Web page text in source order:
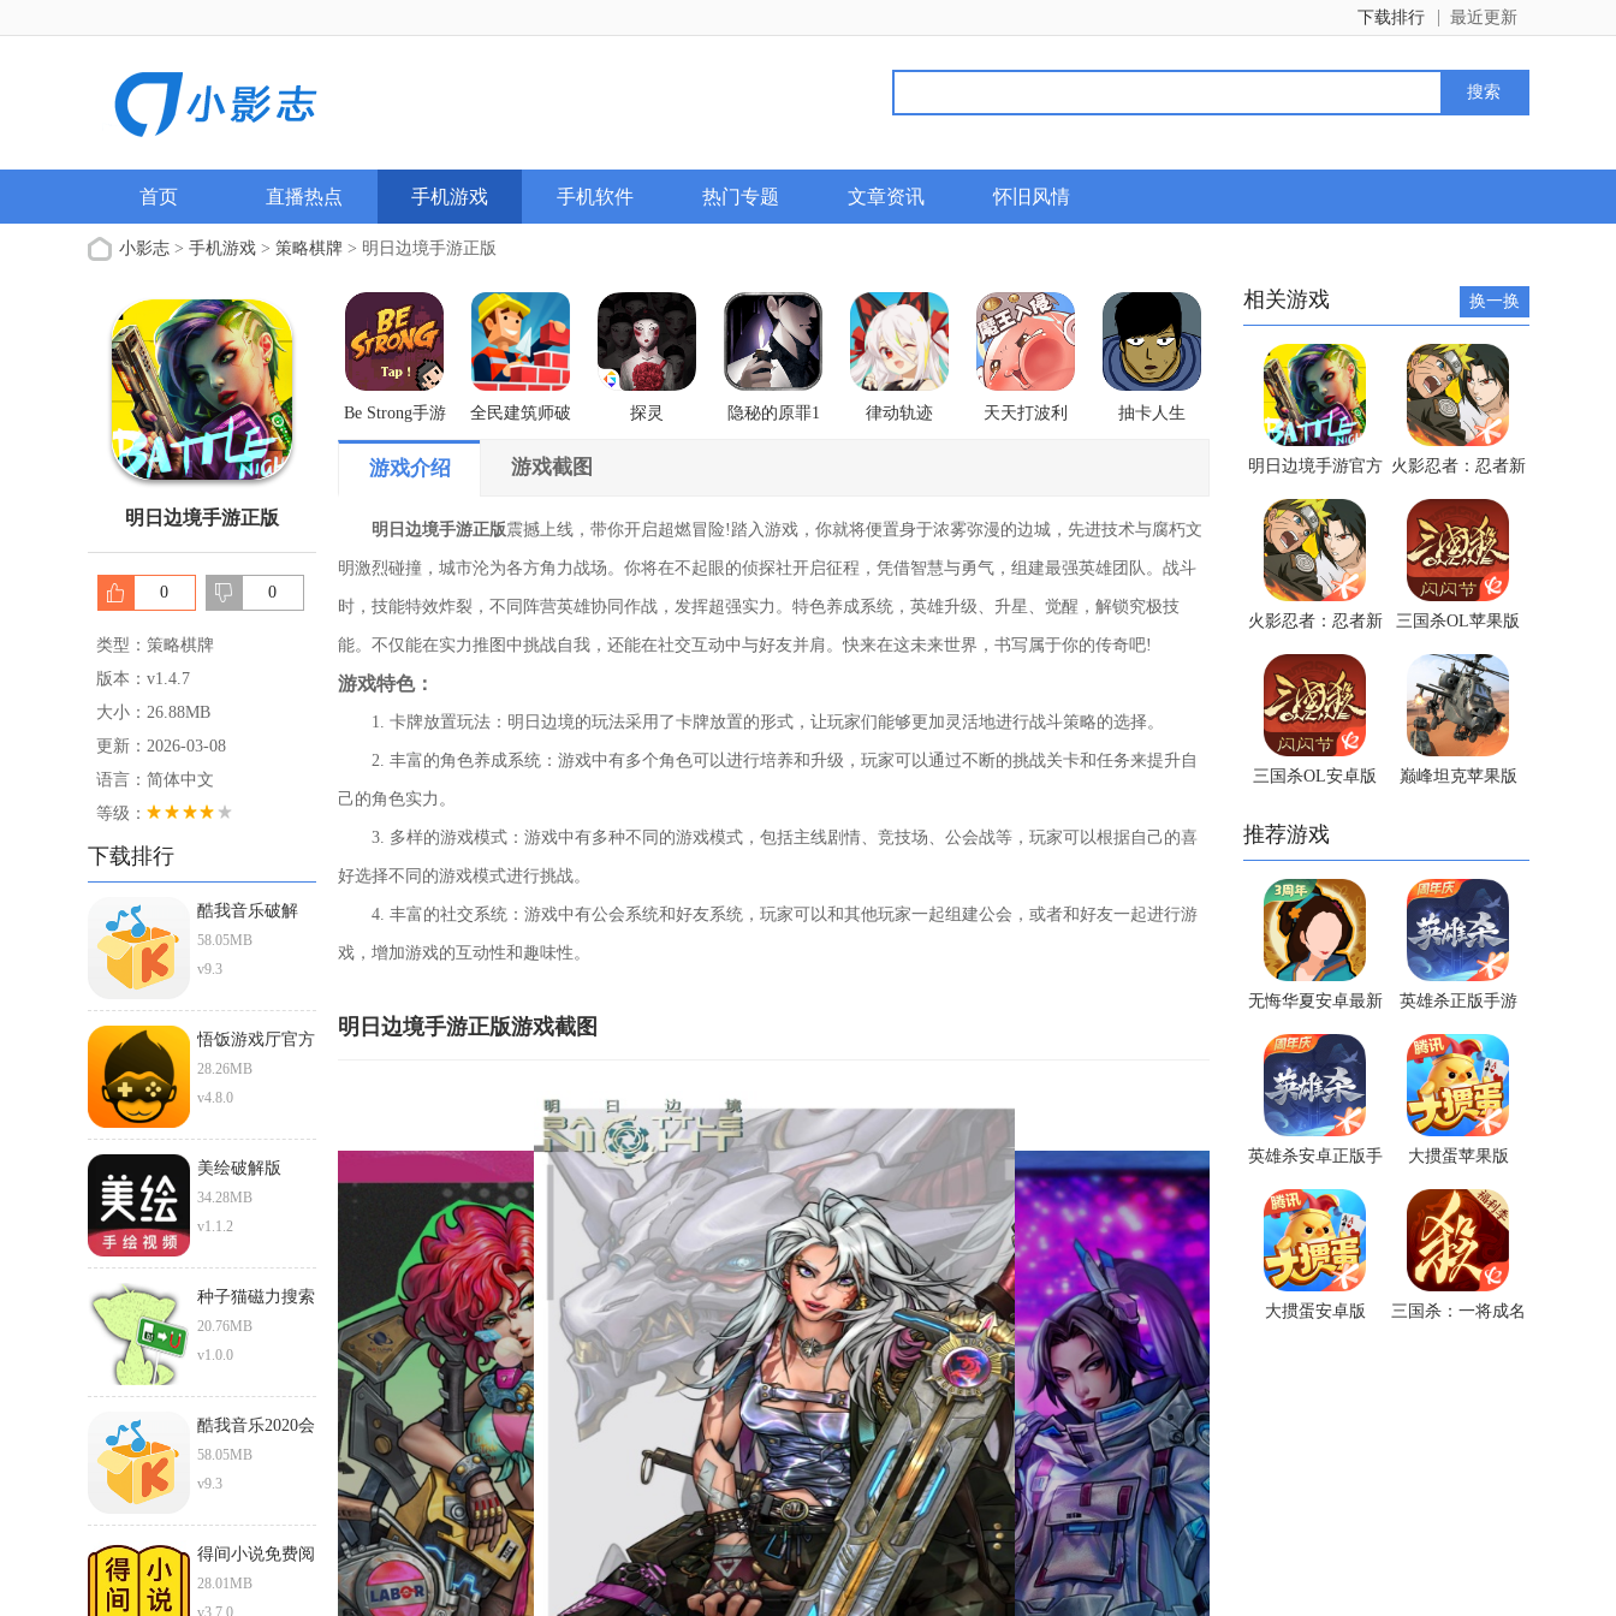
最近更新
下载排行
首页 直播热点 手机游戏 手机软件 热门专题 文章资讯 怀旧风情
小影志 > 手机游戏 > 策略棋牌 > 明日边境手游正版
明日边境手游正版
0 0
类型：策略棋牌
版本：v1.4.7
大小：26.88MB
更新：2026-03-08
语言：简体中文
等级：
下载排行
酷我音乐破解
ios直装版
58.05MB
v9.3
悟饭游戏厅官方
正版下载安卓版
28.26MB
v4.8.0
美绘破解版
34.28MB
v1.1.2
种子猫磁力搜索
torrentkitty
20.76MB
v1.0.0
酷我音乐2020会
员破解版
58.05MB
v9.3
得间小说免费阅
读在线阅读
28.01MB
v3.7.0
Be Strong手游
全民建筑师破
探灵
隐秘的原罪1
律动轨迹
天天打波利 抽卡人生
游戏介绍 游戏截图
明日边境手游正版震撼上线，带你开启超燃冒险!踏入游戏，你就将便置身于浓雾弥漫的边城，先进技术与腐朽文
明激烈碰撞，城市沦为各方角力战场。你将在不起眼的侦探社开启征程，凭借智慧与勇气，组建最强英雄团队。战斗
时，技能特效炸裂，不同阵营英雄协同作战，发挥超强实力。特色养成系统，英雄升级、升星、觉醒，解锁究极技
能。不仅能在实力推图中挑战自我，还能在社交互动中与好友并肩。快来在这未来世界，书写属于你的传奇吧!
游戏特色：
1. 卡牌放置玩法：明日边境的玩法采用了卡牌放置的形式，让玩家们能够更加灵活地进行战斗策略的选择。
2. 丰富的角色养成系统：游戏中有多个角色可以进行培养和升级，玩家可以通过不断的挑战关卡和任务来提升自
己的角色实力。
3. 多样的游戏模式：游戏中有多种不同的游戏模式，包括主线剧情、竞技场、公会战等，玩家可以根据自己的喜
好选择不同的游戏模式进行挑战。
4. 丰富的社交系统：游戏中有公会系统和好友系统，玩家可以和其他玩家一起组建公会，或者和好友一起进行游
戏，增加游戏的互动性和趣味性。
明日边境手游正版游戏截图
相关游戏 换一换
明日边境手游官方
版
火影忍者：忍者新
世代苹果正版手游
火影忍者：忍者新
世代安卓正版手游
三国杀OL苹果版
三国杀OL安卓版 巅峰坦克苹果版
推荐游戏
无悔华夏安卓最新
版手游
英雄杀正版手游
英雄杀安卓正版手
游
大掼蛋苹果版
大掼蛋安卓版
三国杀：一将成名